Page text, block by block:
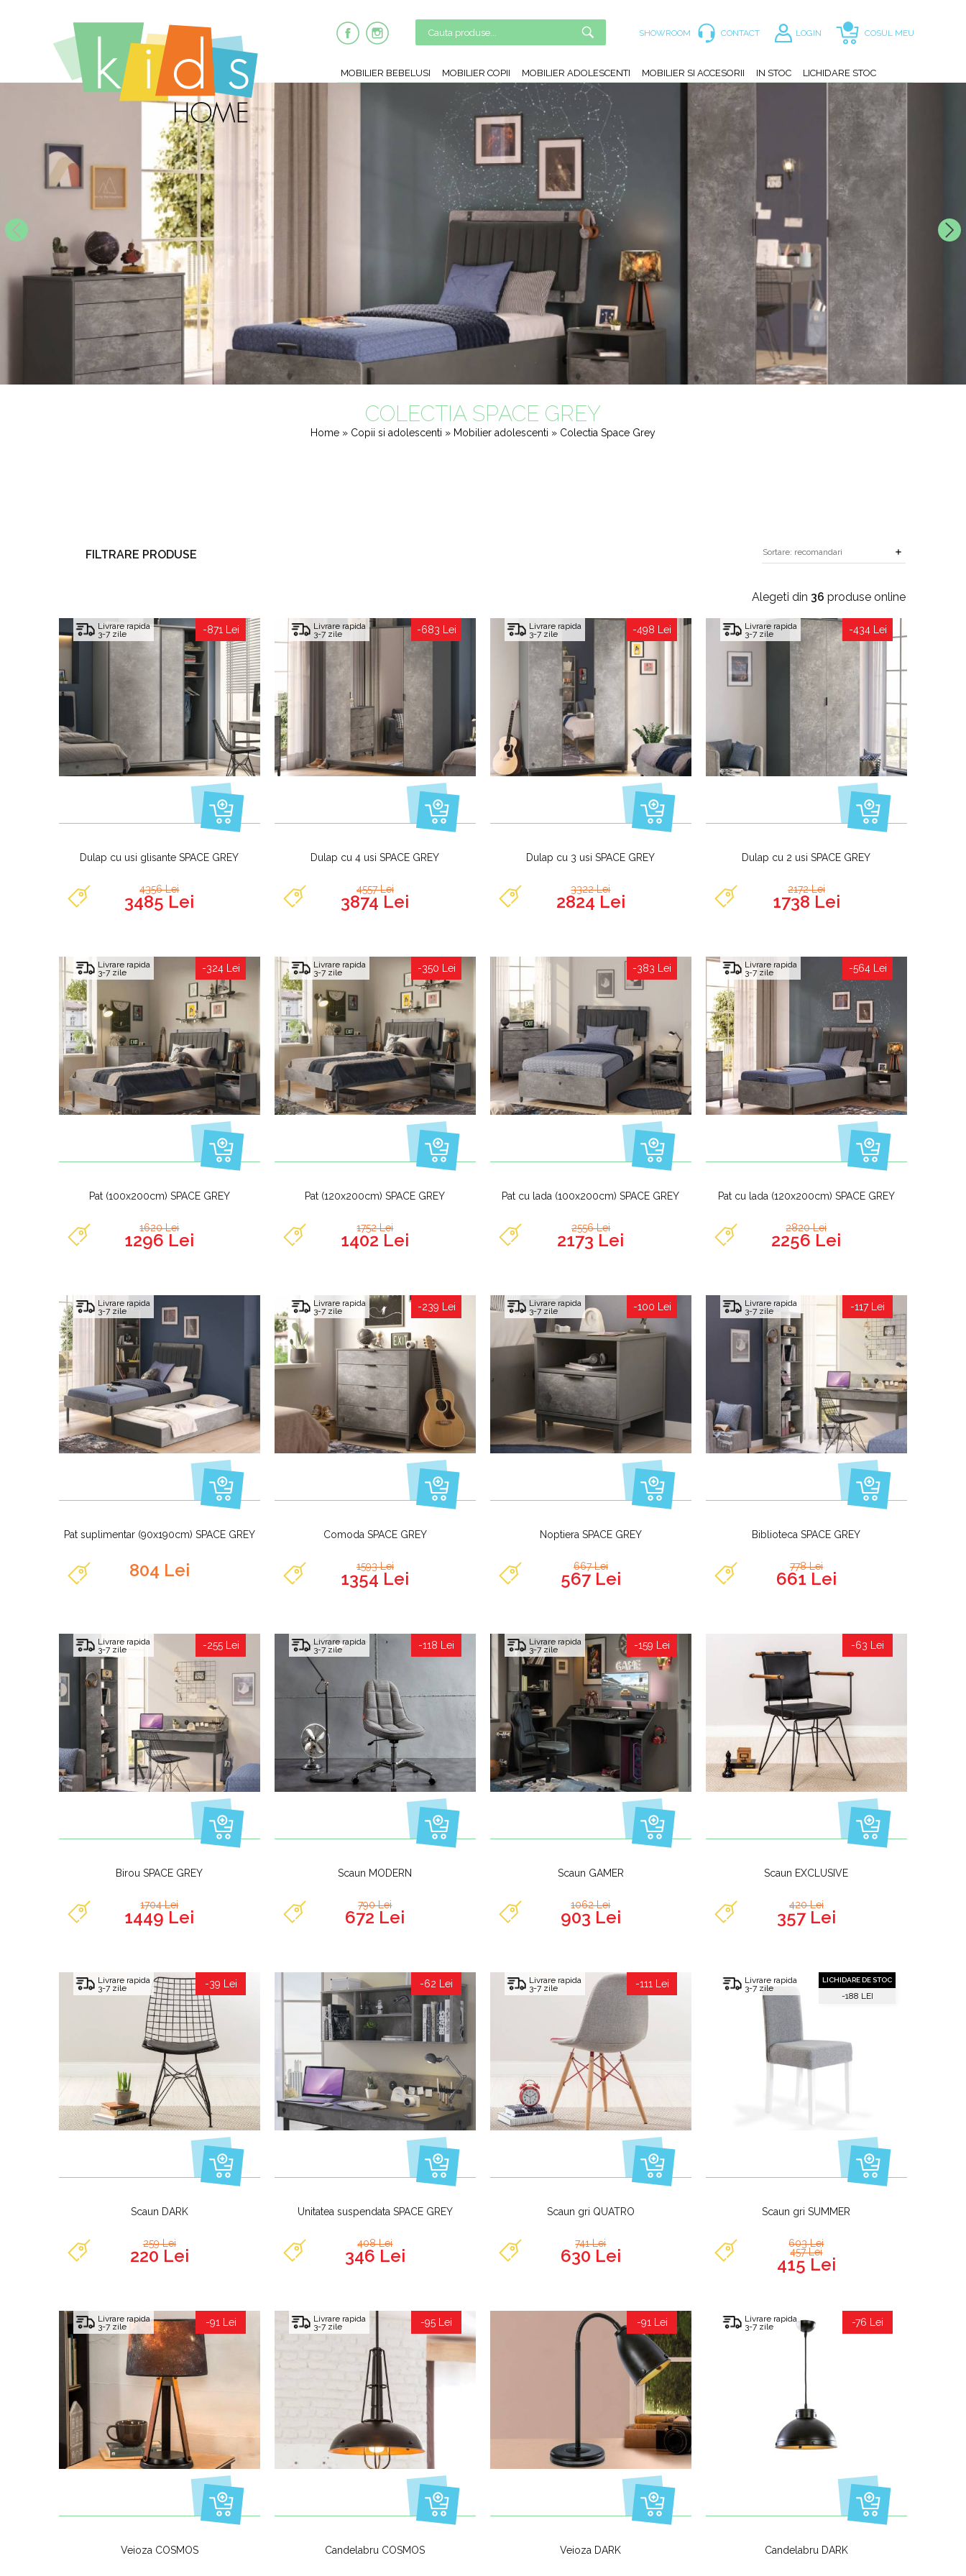
COSUL MEU
LOGIN
CONTACT
SHOWROOM
MOBILIER BEBELUSI MOBILIER COPII MOBILIER ADOLESCENTI MOBILIER SI ACCESORII IN STOC LICHIDARE STOC
COLECTIA SPACE GREY
Home » Copii si adolescenti » Mobilier adolescenti » Colectia Space Grey
FILTRARE PRODUSE
Alegeti din 36 produse online
Livrare rapida
3-7 zile -871 Lei
Dulap cu usi glisante SPACE GREY
4356 Lei
3485 Lei
Livrare rapida
3-7 zile -683 Lei
Dulap cu 4 usi SPACE GREY
4557 Lei
3874 Lei
Livrare rapida
3-7 zile -498 Lei
Dulap cu 3 usi SPACE GREY
3322 Lei
2824 Lei
Livrare rapida
3-7 zile -434 Lei
Dulap cu 2 usi SPACE GREY
2172 Lei
1738 Lei
Livrare rapida
3-7 zile -324 Lei
Pat (100x200cm) SPACE GREY
1620 Lei
1296 Lei
Livrare rapida
3-7 zile -350 Lei
Pat (120x200cm) SPACE GREY
1752 Lei
1402 Lei
-383 Lei
Pat cu lada (100x200cm) SPACE GREY
2556 Lei
2173 Lei
Livrare rapida
3-7 zile -564 Lei
Pat cu lada (120x200cm) SPACE GREY
2820 Lei
2256 Lei
Livrare rapida
3-7 zile
Pat suplimentar (90x190cm) SPACE GREY
804 Lei
Livrare rapida
3-7 zile -239 Lei
Comoda SPACE GREY
1593 Lei
1354 Lei
Livrare rapida
3-7 zile -100 Lei
Noptiera SPACE GREY
667 Lei
567 Lei
Livrare rapida
3-7 zile -117 Lei
Biblioteca SPACE GREY
778 Lei
661 Lei
Livrare rapida
3-7 zile -255 Lei
Birou SPACE GREY
1704 Lei
1449 Lei
Livrare rapida
3-7 zile -118 Lei
Scaun MODERN
790 Lei
672 Lei
Livrare rapida
3-7 zile -159 Lei
Scaun GAMER
1062 Lei
903 Lei
-63 Lei
Scaun EXCLUSIVE
420 Lei
357 Lei
Livrare rapida
3-7 zile -39 Lei
Scaun DARK
259 Lei
220 Lei
-62 Lei
Unitatea suspendata SPACE GREY
408 Lei
346 Lei
Livrare rapida
3-7 zile -111 Lei
Scaun gri QUATRO
741 Lei
630 Lei
Livrare rapida
3-7 zile
LICHIDARE DE STOC
-188 LEI
Scaun gri SUMMER
603 Lei
457 Lei
415 Lei
Livrare rapida
3-7 zile -91 Lei
Veioza COSMOS
Livrare rapida
3-7 zile -95 Lei
Candelabru COSMOS
-91 Lei
Veioza DARK
Livrare rapida
3-7 zile -76 Lei
Candelabru DARK